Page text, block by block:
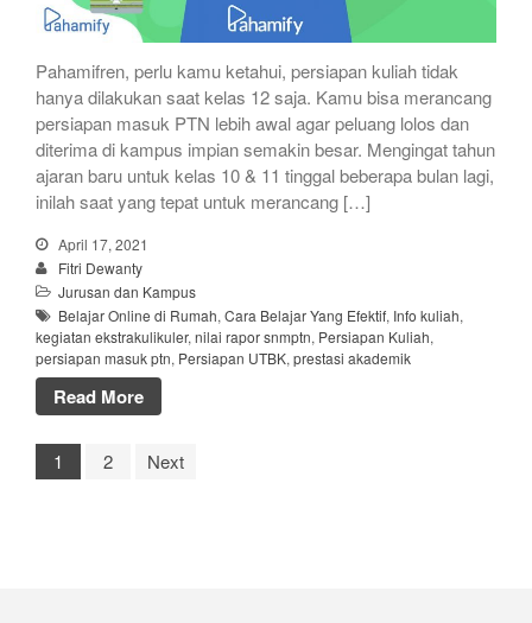
Pahamifren, perlu kamu ketahui, persiapan kuliah tidak
hanya dilakukan saat kelas 12 saja. Kamu bisa merancang
persiapan masuk PTN lebih awal agar peluang lolos dan
diterima di kampus impian semakin besar. Mengingat tahun
ajaran baru untuk kelas 10 & 11 tinggal beberapa bulan lagi,
inilah saat yang tepat untuk merancang […]
April 17, 2021
Fitri Dewanty
Jurusan dan Kampus
Belajar Online di Rumah, Cara Belajar Yang Efektif, Info kuliah,
kegiatan ekstrakulikuler, nilai rapor snmptn, Persiapan Kuliah,
persiapan masuk ptn, Persiapan UTBK, prestasi akademik
Read More
1 2 Next